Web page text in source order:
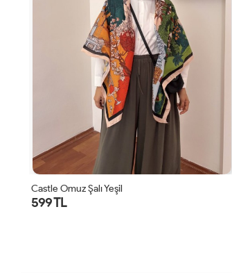
Palm Omuz Şalı Mürdüm
599 TL